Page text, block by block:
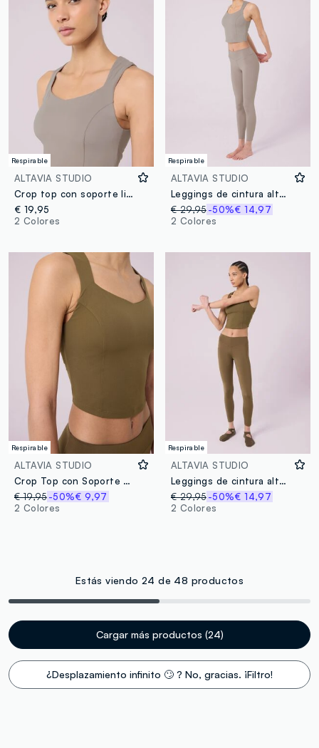
Respirable
ALTAVIA STUDIO
Crop top con soporte ligero ALTAVIA STUDIO
€ 19,95
2 Colores
Respirable
ALTAVIA STUDIO
Leggings de cintura alta en tejido técnico elástico ALTAVIA STUDIO
€ 29,95 -50%€ 14,97
2 Colores
Respirable
ALTAVIA STUDIO
Crop Top con Soporte Ligero ALTAVIA STUDIO
€ 19,95-50%€ 9,97
2 Colores
Respirable
ALTAVIA STUDIO
Leggings de cintura alta de tejido técnico elástico ALTAVIA STUDIO
€ 29,95 -50%€ 14,97
2 Colores
Estás viendo 24 de 48 productos
Cargar más productos (24)
¿Desplazamiento infinito 🙄 ? No, gracias. ¡Filtro!